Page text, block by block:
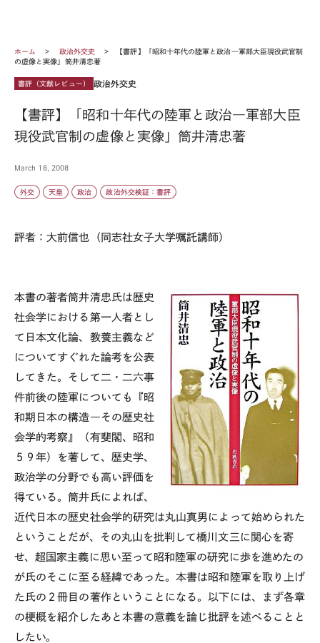
ホーム 政治外交史
【書評】「昭和十年代の陸軍と政治―軍部大臣現役武官制
の虚像と実像」筒井清忠著
書評（文献レビュー） 政治外交史
【書評】「昭和十年代の陸軍と政治―軍部大臣
現役武官制の虚像と実像」筒井清忠著
March 18, 2008
外交 天皇 政治 政治外交検証：書評
評者：大前信也（同志社女子大学嘱託講師）
本書の著者筒井清忠氏は歴史
社会学における第一人者とし
て日本文化論、教養主義など
についてすぐれた論考を公表
してきた。そして二・二六事
件前後の陸軍についても『昭
和期日本の構造―その歴史社
会学的考察』（有斐閣、昭和
５９年）を著して、歴史学、
政治学の分野でも高い評価を
得ている。筒井氏によれば、
近代日本の歴史社会学的研究は丸山真男によって始められた
ということだが、その丸山を批判して橋川文三に関心を寄
せ、超国家主義に思い至って昭和陸軍の研究に歩を進めたの
が氏のそこに至る経緯であった。本書は昭和陸軍を取り上げ
た氏の２冊目の著作ということになる。以下には、まず各章
の梗概を紹介したあと本書の意義を論じ批評を述べることと
したい。